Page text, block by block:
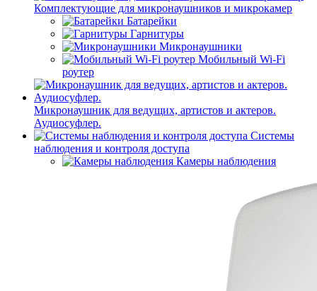
Комплектующие для микронаушников и микрокамер
Батарейки
Гарнитуры
Микронаушники
Мобильный Wi-Fi
роутер
Микронаушник для ведущих, артистов и актеров.
Аудиосуфлер.
Системы
наблюдения и контроля доступа
Камеры наблюдения